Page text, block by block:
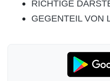
RICHTIGE
GEGENTEIL VON